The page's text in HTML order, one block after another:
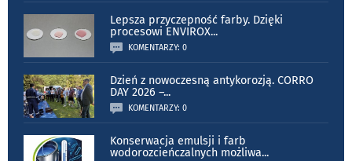
Lepsza przyczepność farby. Dzięki
procesowi ENVIROX...
KOMENTARZY: 0
Dzień z nowoczesną antykorozją. CORRO
DAY 2026 –...
KOMENTARZY: 0
Konserwacja emulsji i farb
wodorozcieńczalnych możliwa...